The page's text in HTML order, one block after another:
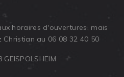
horaires d'ouvertures, mais
au 06 08 32 40 50